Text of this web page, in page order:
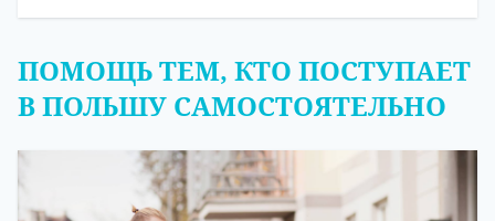
ПОМОЩЬ ТЕМ, КТО ПОСТУПАЕТ
В ПОЛЬШУ САМОСТОЯТЕЛЬНО